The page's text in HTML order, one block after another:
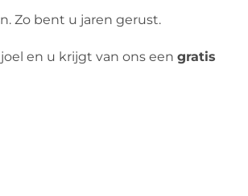
Zo bent u jaren gerust.
en u krijgt van ons een gratis